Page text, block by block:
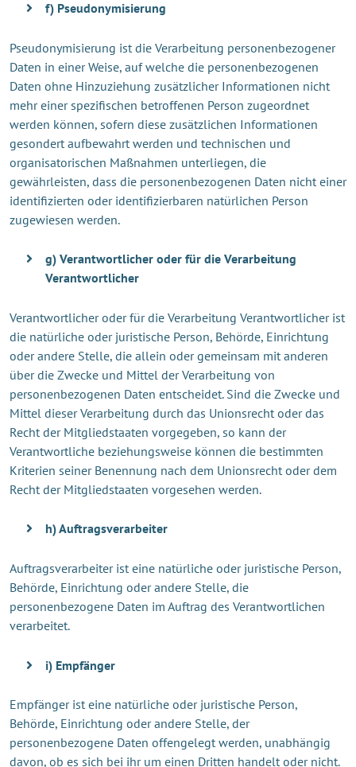
f) Pseudonymisierung
Pseudonymisierung ist die Verarbeitung personenbezogener
Daten in einer Weise, auf welche die personenbezogenen
Daten ohne Hinzuziehung zusätzlicher Informationen nicht
mehr einer spezifischen betroffenen Person zugeordnet
werden können, sofern diese zusätzlichen Informationen
gesondert aufbewahrt werden und technischen und
organisatorischen Maßnahmen unterliegen, die
gewährleisten, dass die personenbezogenen Daten nicht einer
identifizierten oder identifizierbaren natürlichen Person
zugewiesen werden.
g) Verantwortlicher oder für die Verarbeitung
Verantwortlicher
Verantwortlicher oder für die Verarbeitung Verantwortlicher ist
die natürliche oder juristische Person, Behörde, Einrichtung
oder andere Stelle, die allein oder gemeinsam mit anderen
über die Zwecke und Mittel der Verarbeitung von
personenbezogenen Daten entscheidet. Sind die Zwecke und
Mittel dieser Verarbeitung durch das Unionsrecht oder das
Recht der Mitgliedstaaten vorgegeben, so kann der
Verantwortliche beziehungsweise können die bestimmten
Kriterien seiner Benennung nach dem Unionsrecht oder dem
Recht der Mitgliedstaaten vorgesehen werden.
h) Auftragsverarbeiter
Auftragsverarbeiter ist eine natürliche oder juristische Person,
Behörde, Einrichtung oder andere Stelle, die
personenbezogene Daten im Auftrag des Verantwortlichen
verarbeitet.
i) Empfänger
Empfänger ist eine natürliche oder juristische Person,
Behörde, Einrichtung oder andere Stelle, der
personenbezogene Daten offengelegt werden, unabhängig
davon, ob es sich bei ihr um einen Dritten handelt oder nicht.